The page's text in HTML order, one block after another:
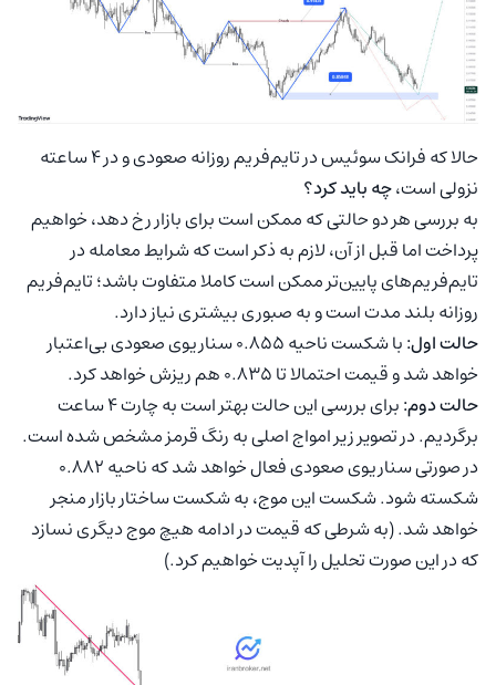
حالا که فرانک سوئیس در تایم‌فریم روزانه صعودی و در ۴ ساعته
نزولی است،چه باید کرد؟
به بررسی هر دو حالتی که ممکن است برای بازار رخ دهد، خواهیم
پرداخت اما قبل از آن، لازم به ذکر است که شرایط معامله در
تایم‌فریم‌های پایین‌تر ممکن است کاملا متفاوت باشد؛ تایم‌فریم
روزانه بلند مدت است و به صبوری بیشتری نیاز دارد.
حالت اول:
با شکست ناحیه ۰.۸۵۵ سناریوی صعودی بی‌اعتبار
خواهد شد و قیمت احتمالا تا ۰.۸۳۵ هم ریزش خواهد کرد.
حالت دوم:
برای بررسی این حالت بهتر است به چارت ۴ ساعت
برگردیم. در تصویر زیر امواج اصلی به رنگ قرمز مشخص شده است.
در صورتی سناریوی صعودی فعال خواهد شد که ناحیه ۰.۸۸۲
شکسته شود. شکست این موج، به شکست ساختار بازار منجر
خواهد شد. (به شرطی که قیمت در ادامه هیچ موج دیگری نسازد
که در این صورت تحلیل را آپدیت خواهیم کرد.)